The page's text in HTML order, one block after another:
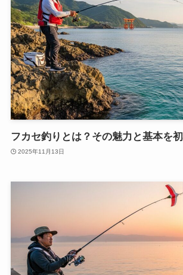
フカセ釣りとは？その魅力と基本を
2025年11月13日